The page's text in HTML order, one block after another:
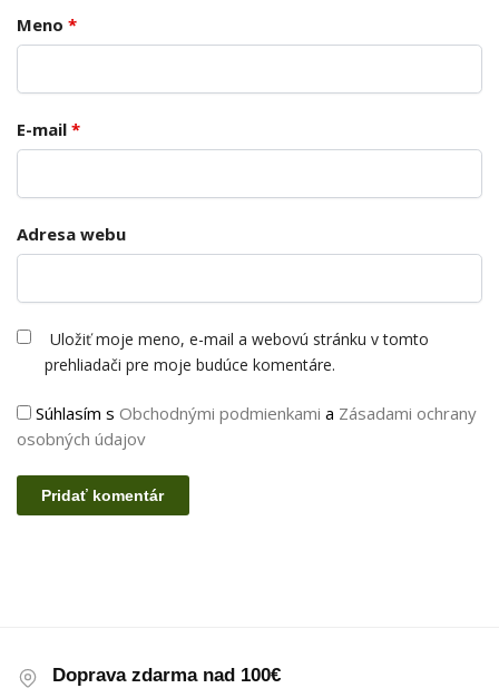
Meno *
E-mail *
Adresa webu
Uložiť moje meno, e-mail a webovú stránku v tomto
prehliadači pre moje budúce komentáre.
Súhlasím s Obchodnými podmienkami a Zásadami ochrany
osobných údajov
Doprava zdarma nad 100€